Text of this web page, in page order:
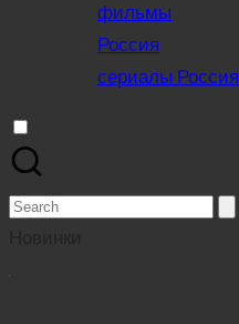
фильмы
Россия
сериалы Россия
Search